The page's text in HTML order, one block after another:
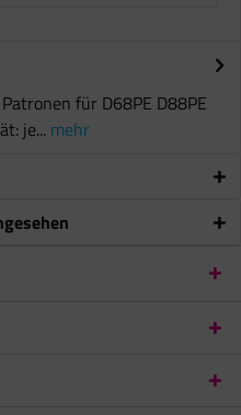
für D68PE D88PE
je... mehr